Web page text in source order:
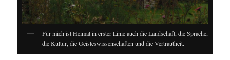
Für mich ist Heimat in erster Linie auch die Landschaft, die Sprache,
die Kultur, die Geisteswissenschaften und die Vertrautheit.